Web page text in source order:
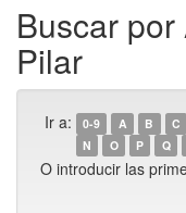
Buscar
Pilar
Ir a: 0-9 A B C
N
O P Q
O introducir las